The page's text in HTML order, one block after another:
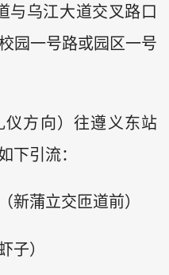
与乌江大道交叉路口
一号路或园区一号
仪方向）往遵义东站
下引流：
新蒲立交匝道前）
子）